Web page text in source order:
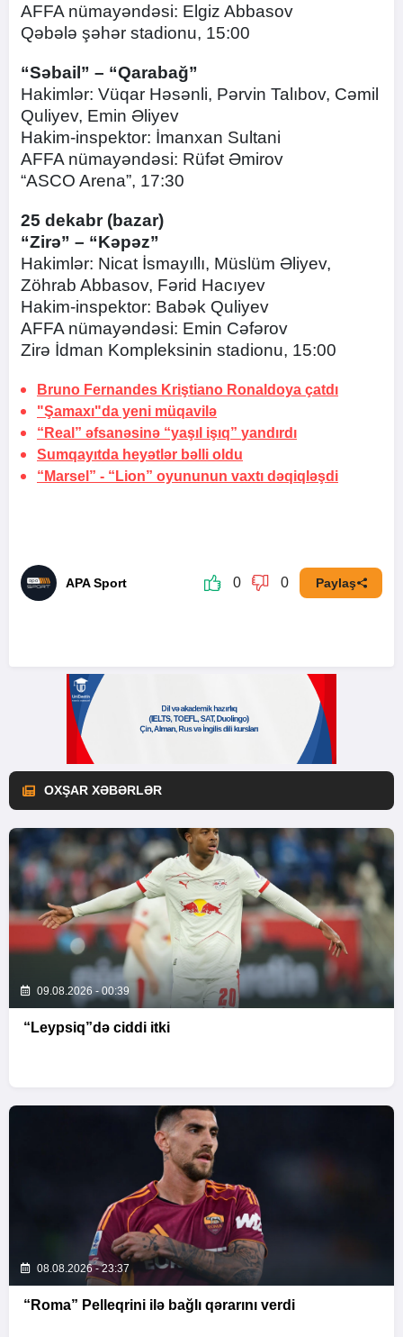
AFFA nümayəndəsi: Elgiz Abbasov
Qəbələ şəhər stadionu, 15:00
“Səbail” – “Qarabağ”
Hakimlər: Vüqar Həsənli, Pərvin Talıbov, Cəmil
Quliyev, Emin Əliyev
Hakim-inspektor: İmanxan Sultani
AFFA nümayəndəsi: Rüfət Əmirov
“ASCO Arena”, 17:30
25 dekabr (bazar)
“Zirə” – “Kəpəz”
Hakimlər: Nicat İsmayıllı, Müslüm Əliyev,
Zöhrab Abbasov, Fərid Hacıyev
Hakim-inspektor: Babək Quliyev
AFFA nümayəndəsi: Emin Cəfərov
Zirə İdman Kompleksinin stadionu, 15:00
Bruno Fernandes Kriştiano Ronaldoya çatdı
"Şamaxı"da yeni müqavilə
“Real” əfsanəsinə “yaşıl işıq” yandırdı
Sumqayıtda heyətlər bəlli oldu
“Marsel” - “Lion” oyununun vaxtı dəqiqləşdi
APA Sport 0 0 Paylaş
OXŞAR XƏBƏRLƏR
09.08.2026 - 00:39
“Leypsiq”də ciddi itki
08.08.2026 - 23:37
“Roma” Pelleqrini ilə bağlı qərarını verdi